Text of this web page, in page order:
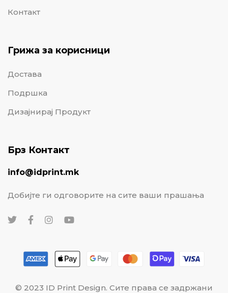
Контакт
Грижа за корисници
Достава
Подршка
Дизајнирај Продукт
Брз Контакт
info@idprint.mk
Добијте ги одговорите на сите ваши прашања
© 2023 ID Print Design. Сите права се задржани